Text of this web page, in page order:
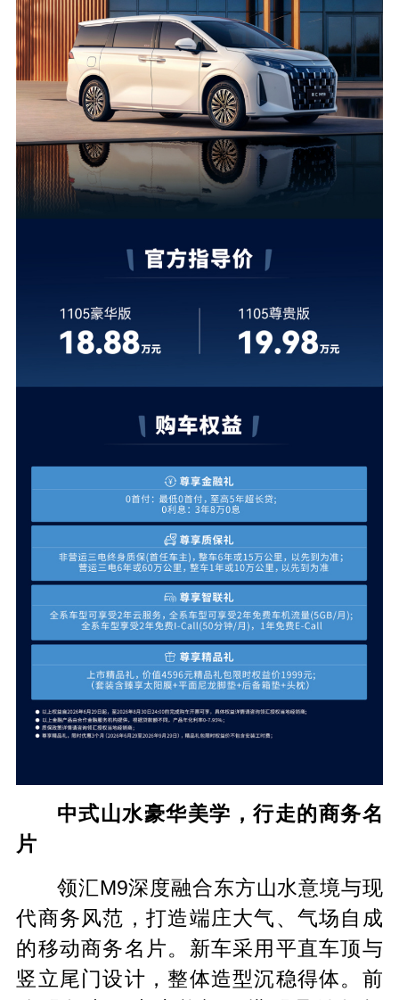
中式山水豪华美学，行走的商务名
片
领汇M9深度融合东方山水意境与现
代商务风范，打造端庄大气、气场自成
的移动商务名片。新车采用平直车顶与
竖立尾门设计，整体造型沉稳得体。前